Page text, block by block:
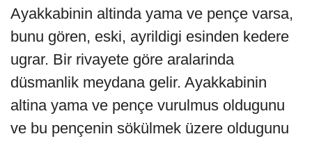
Ayakkabinin altinda yama ve pençe varsa,
bunu gören, eski, ayrildigi esinden kedere
ugrar. Bir rivayete göre aralarinda
düsmanlik meydana gelir. Ayakkabinin
altina yama ve pençe vurulmus oldugunu
ve bu pençenin sökülmek üzere oldugunu